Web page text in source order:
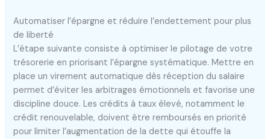
Automatiser l’épargne et réduire l’endettement pour plus
de liberté
L’étape suivante consiste à optimiser le pilotage de votre
trésorerie en priorisant l’épargne systématique. Mettre en
place un virement automatique dès réception du salaire
permet d’éviter les arbitrages émotionnels et favorise une
discipline douce. Les crédits à taux élevé, notamment le
crédit renouvelable, doivent être remboursés en priorité
pour limiter l’augmentation de la dette qui étouffe la